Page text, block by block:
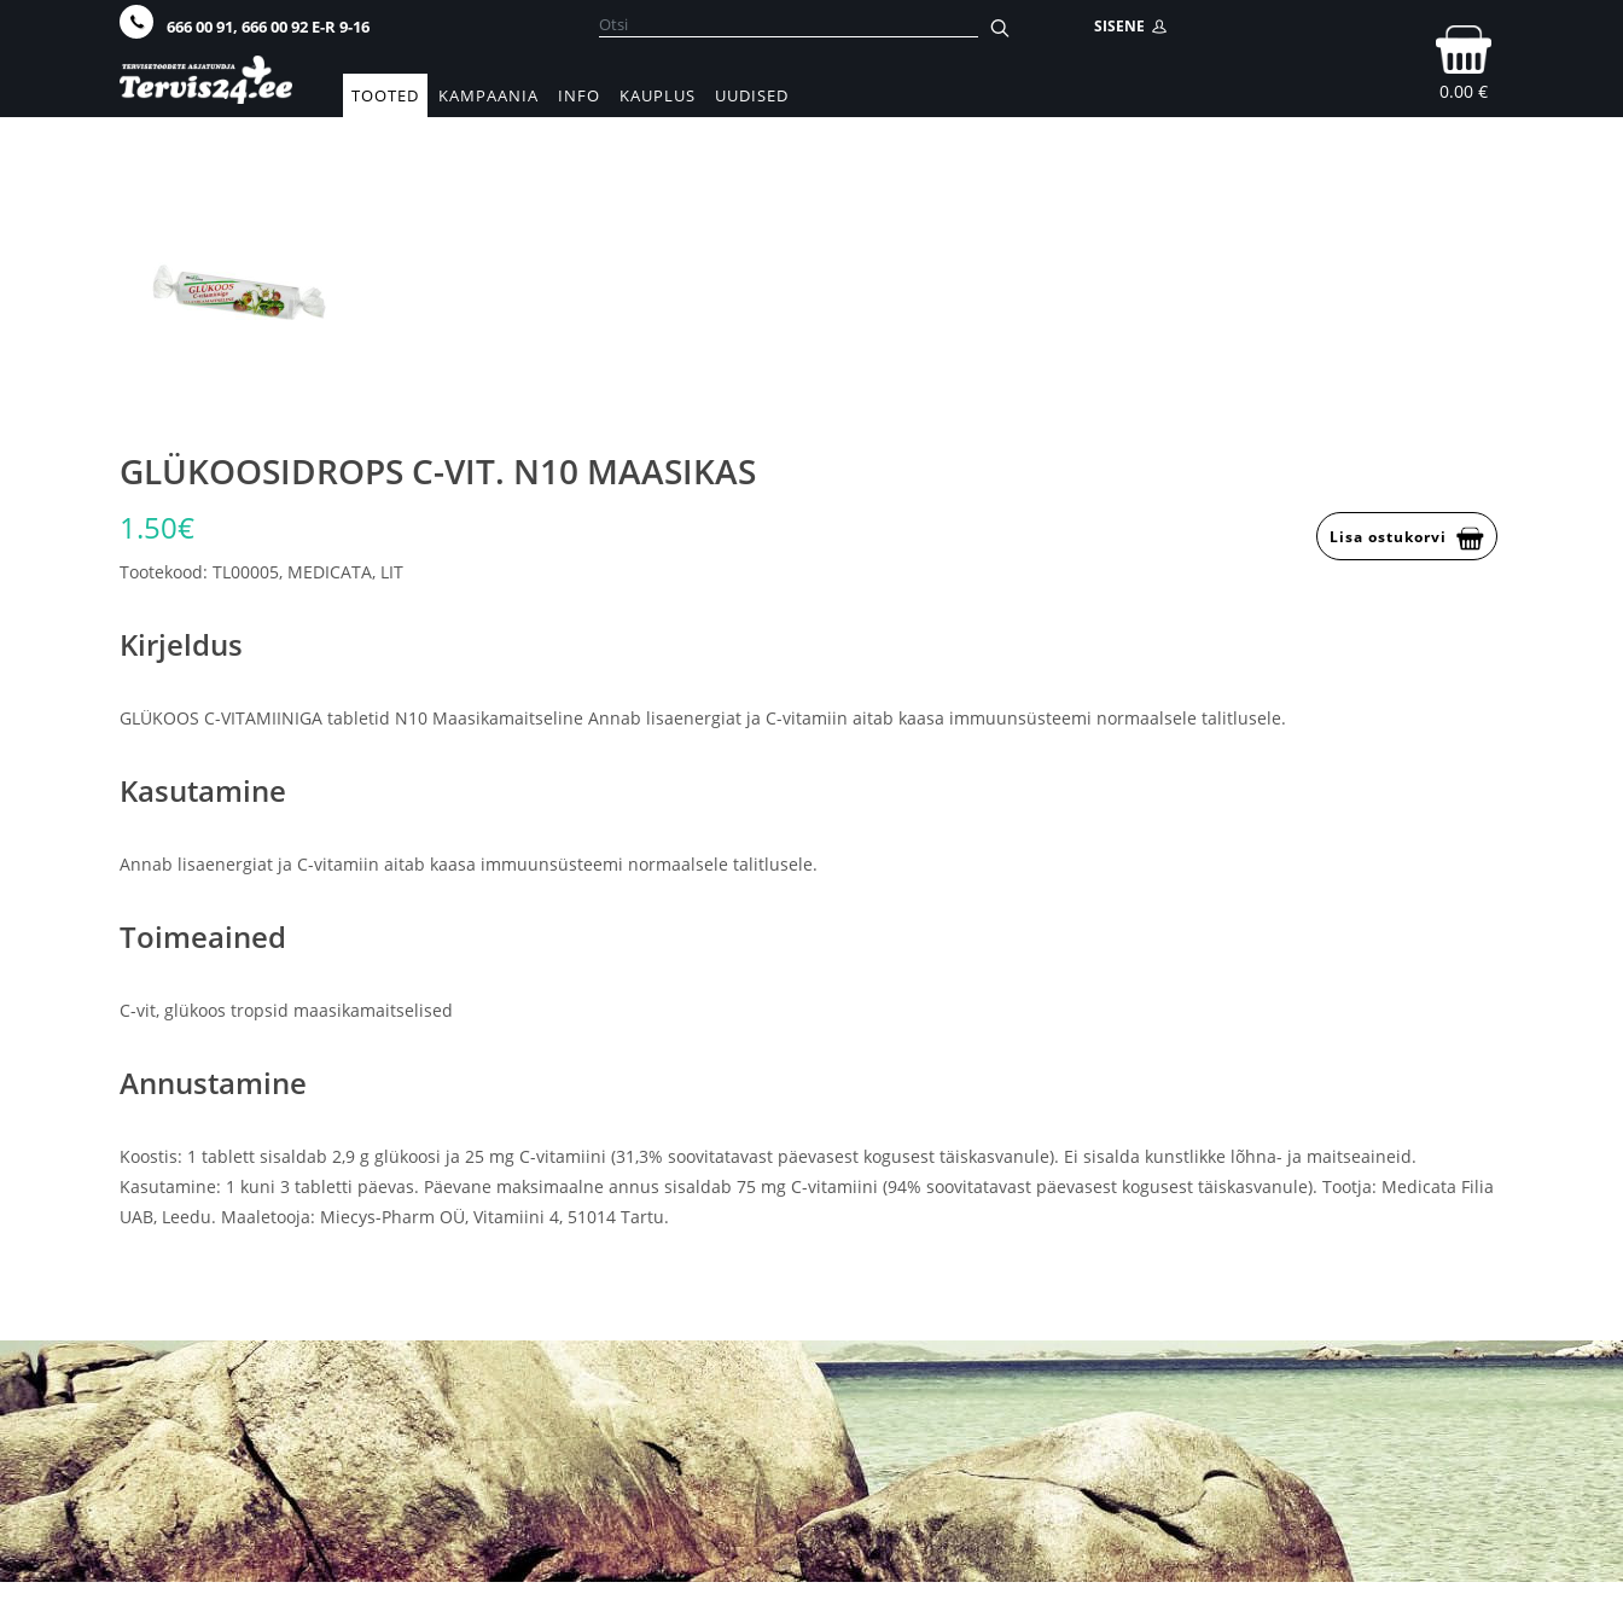
666 00 91, 666 00 92 E-R 9-16 SISENE
TOOTED KAMPAANIA INFO KAUPLUS UUDISED 0.00 €
GLÜKOOSIDROPS C-VIT. N10 MAASIKAS
1.50€ Lisa ostukorvi
Tootekood: TL00005, MEDICATA, LIT
Kirjeldus
GLÜKOOS C-VITAMIINIGA tabletid N10 Maasikamaitseline Annab lisaenergiat ja C-vitamiin aitab kaasa immuunsüsteemi normaalsele talitlusele.
Kasutamine
Annab lisaenergiat ja C-vitamiin aitab kaasa immuunsüsteemi normaalsele talitlusele.
Toimeained
C-vit, glükoos tropsid maasikamaitselised
Annustamine
Koostis: 1 tablett sisaldab 2,9 g glükoosi ja 25 mg C-vitamiini (31,3% soovitatavast päevasest kogusest täiskasvanule). Ei sisalda kunstlikke lõhna- ja maitseaineid.
Kasutamine: 1 kuni 3 tabletti päevas. Päevane maksimaalne annus sisaldab 75 mg C-vitamiini (94% soovitatavast päevasest kogusest täiskasvanule). Tootja: Medicata Filia
UAB, Leedu. Maaletooja: Miecys-Pharm OÜ, Vitamiini 4, 51014 Tartu.